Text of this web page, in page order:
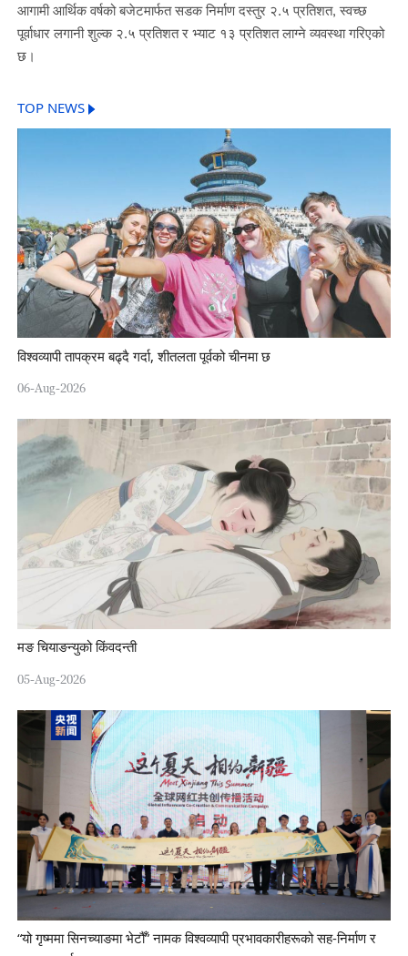
आगामी आर्थिक वर्षको बजेटमार्फत सडक निर्माण दस्तुर २.५ प्रतिशत, स्वच्छ
पूर्वाधार लगानी शुल्क २.५ प्रतिशत र भ्याट १३ प्रतिशत लाग्ने व्यवस्था गरिएको
छ।
TOP NEWS
विश्वव्यापी तापक्रम बढ्दै गर्दा, शीतलता पूर्वको चीनमा छ
06-Aug-2026
मङ चियाङन्युको किंवदन्ती
05-Aug-2026
“यो गृष्ममा सिनच्याङमा भेटौँ” नामक विश्वव्यापी प्रभावकारीहरूको सह-निर्माण र